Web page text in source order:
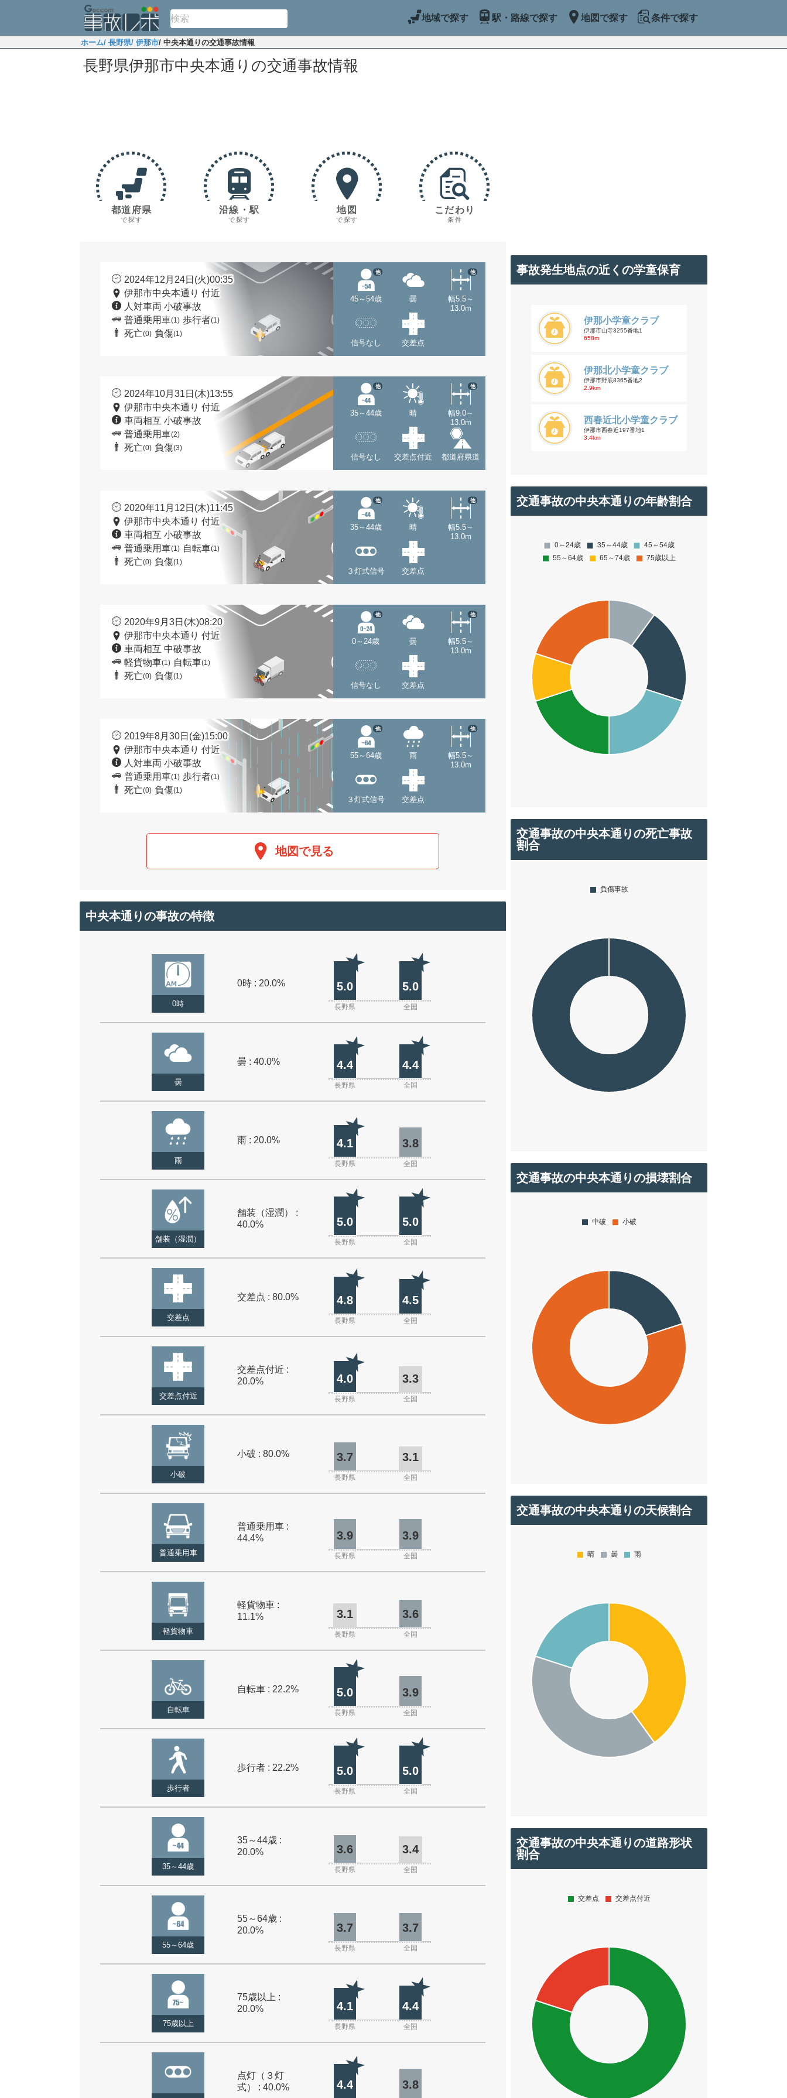
地域で探す 駅・路線で探す 地図で探す 条件で探す
ホーム/ 長野県/ 伊那市/ 中央本通りの交通事故情報
長野県伊那市中央本通りの交通事故情報
都道府県
で探す
沿線・駅
で探す
地図
で探す
こだわり
条件
2024年12月24日(火)00:35
伊那市中央本通り 付近
人対車両 小破事故
普通乗用車(1) 歩行者(1)
死亡(0) 負傷(1)
45～54歳
他
曇
幅5.5～
13.0m
他
信号なし 交差点
2024年10月31日(木)13:55
伊那市中央本通り 付近
車両相互 小破事故
普通乗用車(2)
死亡(0) 負傷(3)
35～44歳
他
晴
幅9.0～
13.0m
他
信号なし 交差点付近 都道府県道
2020年11月12日(木)11:45
伊那市中央本通り 付近
車両相互 小破事故
普通乗用車(1) 自転車(1)
死亡(0) 負傷(1)
35～44歳
他
晴
幅5.5～
13.0m
他
３灯式信号 交差点
2020年9月3日(木)08:20
伊那市中央本通り 付近
車両相互 中破事故
軽貨物車(1) 自転車(1)
死亡(0) 負傷(1)
0～24歳
他
曇
幅5.5～
13.0m
他
信号なし 交差点
2019年8月30日(金)15:00
伊那市中央本通り 付近
人対車両 小破事故
普通乗用車(1) 歩行者(1)
死亡(0) 負傷(1)
55～64歳
他
雨
幅5.5～
13.0m
他
３灯式信号 交差点
地図で見る
中央本通りの事故の特徴
0時
0時 : 20.0% 5.0 5.0
長野県 全国
曇
曇 : 40.0% 4.4 4.4
長野県 全国
雨
雨 : 20.0% 4.1 3.8
長野県 全国
舗装（湿潤）
舗装（湿潤） :
40.0%
5.0 5.0
長野県 全国
交差点
交差点 : 80.0% 4.8 4.5
長野県 全国
交差点付近
交差点付近 :
20.0%
4.0 3.3
長野県 全国
小破
小破 : 80.0% 3.7 3.1
長野県 全国
普通乗用車
普通乗用車 :
44.4%
3.9 3.9
長野県 全国
軽貨物車
軽貨物車 :
11.1%
3.1 3.6
長野県 全国
自転車
自転車 : 22.2% 5.0 3.9
長野県 全国
歩行者
歩行者 : 22.2% 5.0 5.0
長野県 全国
35～44歳
35～44歳 :
20.0%
3.6 3.4
長野県 全国
55～64歳
55～64歳 :
20.0%
3.7 3.7
長野県 全国
75歳以上
75歳以上 :
20.0%
4.1 4.4
長野県 全国
点灯（３灯
式） : 40.0%
4.4 3.8
事故発生地点の近くの学童保育
伊那小学童クラブ
伊那市山寺3255番地1
658m
伊那北小学童クラブ
伊那市野底8365番地2
2.9km
西春近北小学童クラブ
伊那市西春近197番地1
3.4km
交通事故の中央本通りの年齢割合
交通事故の中央本通りの死亡事故
割合
交通事故の中央本通りの損壊割合
交通事故の中央本通りの天候割合
交通事故の中央本通りの道路形状
割合